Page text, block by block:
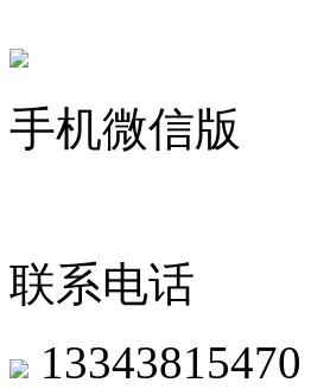
手机微信版
联系电话
13343815470